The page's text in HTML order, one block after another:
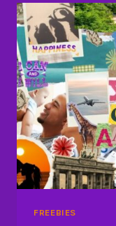
ET
TA
FREEBIES